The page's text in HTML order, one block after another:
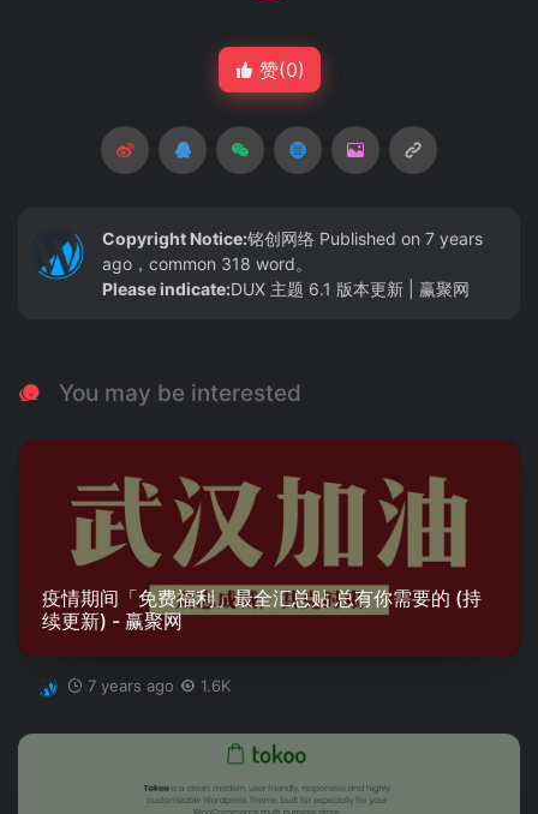
赞(0)
Copyright Notice:铭创网络 Published on 7 years
ago，common 318 word。
Please indicate:DUX 主题 6.1 版本更新 | 赢聚网
You may be interested
疫情期间「免费福利」最全汇总贴 总有你需要的 (持
续更新) - 赢聚网
7 years ago 1.6K